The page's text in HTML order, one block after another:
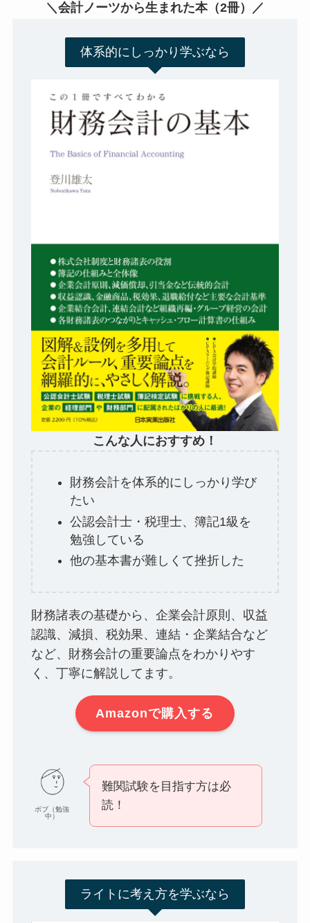
＼会計ノーツから生まれた本（2冊）／
体系的にしっかり学ぶなら
こんな人におすすめ！
財務会計を体系的にしっかり学び
たい
公認会計士・税理士、簿記1級を
勉強している
他の基本書が難しくて挫折した
財務諸表の基礎から、企業会計原則、収益
認識、減損、税効果、連結・企業結合など
など、財務会計の重要論点をわかりやす
く、丁寧に解説してます。
Amazonで購入する
ボブ（勉強
中）
難関試験を目指す方は必
読！
ライトに考え方を学ぶなら